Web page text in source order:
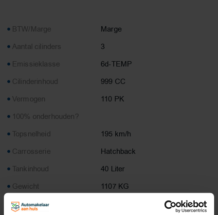
BTW/Marge
Marge
Aantal cilinders
3
Emissieklasse
6d-TEMP
Cilinderinhoud
999 CC
Vermogen
110 PK
100% onderhouden?
Topsnelheid
195 km/h
Carrosserie
Hatchback
Tankinhoud
40 Liter
Gewicht
1107 KG
Max. trekgewicht